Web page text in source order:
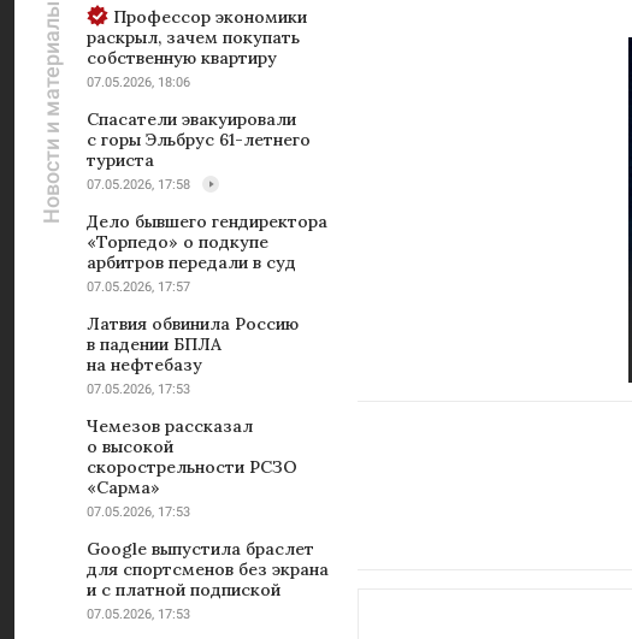
Новости и материалы
Профессор экономики
раскрыл, зачем покупать
собственную квартиру
07.05.2026, 18:06
Спасатели эвакуировали
с горы Эльбрус 61-летнего
туриста
07.05.2026, 17:58
Дело бывшего гендиректора
«Торпедо» о подкупе
арбитров передали в суд
07.05.2026, 17:57
Латвия обвинила Россию
в падении БПЛА
на нефтебазу
07.05.2026, 17:53
Чемезов рассказал
о высокой
скорострельности РСЗО
«Сарма»
07.05.2026, 17:53
Google выпустила браслет
для спортсменов без экрана
и с платной подпиской
07.05.2026, 17:53